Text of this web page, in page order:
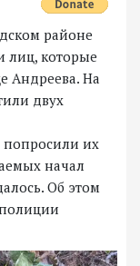
районе
лиц, которые
Андреева. На
двух
их
начал
Об этом